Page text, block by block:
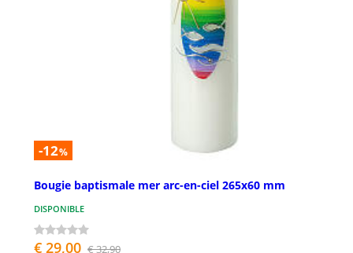
-12%
Bougie baptismale mer arc-en-ciel 265x60 mm
DISPONIBLE
€ 29,00 € 32,90